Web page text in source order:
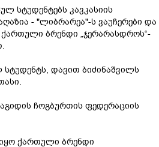
სტუდენტებს კავკასიის
- "ლიბრარეა"-ს ვაუჩერები და
ბრენდი „ჯერარასდროს“-
დავით ბიძინაშვილს
ჩოგბურთის ფედერაციის
ქართული ბრენდი